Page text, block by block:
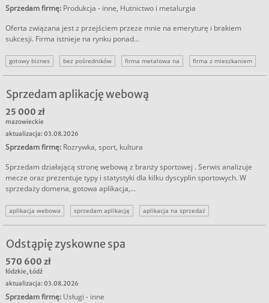
Sprzedam firmę: Produkcja - inne, Hutnictwo i metalurgia
Oferta związana jest z przejściem przeze mnie na emeryturę i brakiem
sukcesji. Firma istnieje na rynku ponad...
gotowy biznes bez pośredników firma metalowa na
firma z mieszkaniem
firma obróbki metali
dochodowy biznes firma z tradycją
Sprzedam aplikację webową
25 000 zł
mazowieckie
aktualizacja: 03.08.2026
Sprzedam firmę: Rozrywka, sport, kultura
Sprzedam działającą stronę webową z branży sportowej . Serwis analizuje
mecze oraz prezentuje typy i statystyki dla kilku dyscyplin sportowych. W
sprzedaży domena, gotowa aplikacja,...
aplikacja webowa sprzedam aplikację aplikacja na sprzedaż
Odstąpię zyskowne spa
570 600 zł
łódzkie,Łódź
aktualizacja: 03.08.2026
Sprzedam firmę: Usługi - inne